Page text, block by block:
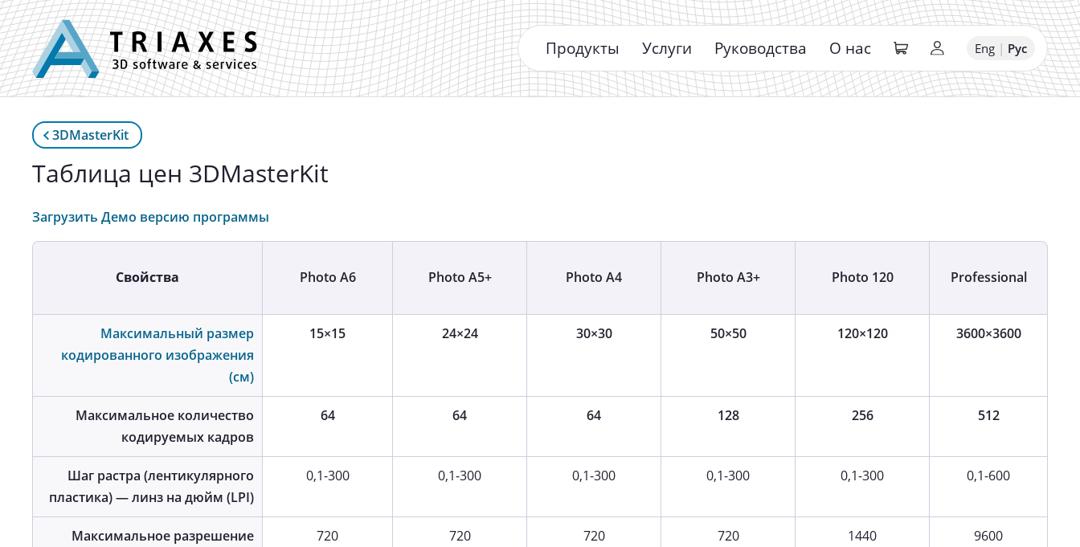
Продукты Услуги Руководства О нас Eng | Рус
3DMasterKit
Таблица цен 3DMasterKit
Загрузить Демо версию программы
Свойства Photo A6 Photo A5+ Photo A4 Photo A3+ Photo 120 Professional
Максимальный размер
кодированного изображения
(cм)
15×15 24×24 30×30 50×50 120×120 3600×3600
Максимальное количество
кодируемых кадров
64 64 64 128 256 512
Шаг растра (лентикулярного
пластика) — линз на дюйм (LPI)
0,1-300 0,1-300 0,1-300 0,1-300 0,1-300 0,1-600
Максимальное разрешение
720 720 720 720 1440 9600